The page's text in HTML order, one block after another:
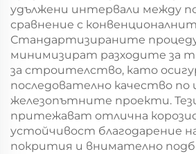
удължени интервали между
сравнение с
Стандартизираните
минимизират разходите за
за строителство, като
последователно качество по
железопътните проекти.
притежават отлична
устойчивост благодарение
покрития и внимателно